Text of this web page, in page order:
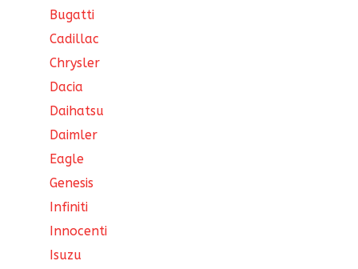
Bugatti
Cadillac
Chrysler
Dacia
Daihatsu
Daimler
Eagle
Genesis
Infiniti
Innocenti
Isuzu